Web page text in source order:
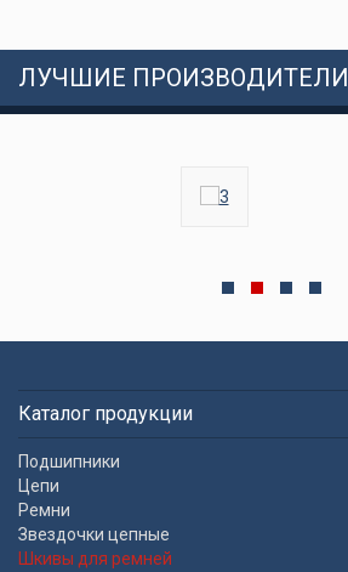
ЛУЧШИЕ ПРОИЗВОДИТЕЛИ
Каталог продукции
Подшипники
Цепи
Ремни
Звездочки цепные
Шкивы для ремней